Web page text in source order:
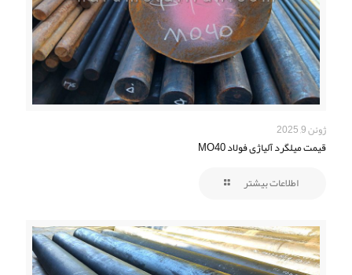
ژوئن 9, 2025
قیمت میلگرد آلیاژی فولاد MO40
اطلاعات بیشتر